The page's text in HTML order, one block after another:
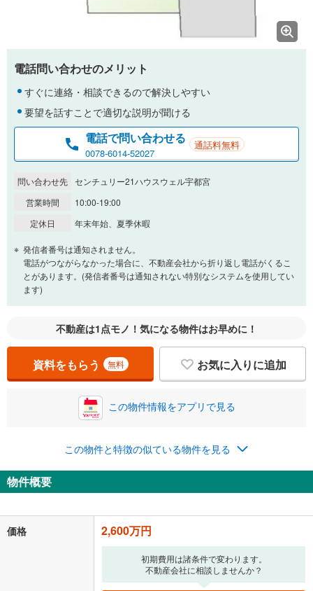
電話問い合わせのメリット
すぐに連絡・相談できるので解決しやすい
要望を話すことで適切な説明が聞ける
電話で問い合わせる
0078-6014-52027
通話料無料
問い合わせ先
センチュリー21ハウスウェル宇都宮
営業時間
10:00-19:00
定休日
年末年始、夏季休暇
発信者番号は通知されません。
電話がつながらなかった場合に、不動産会社から折り返し電話がくるこ
とがあります。(発信者番号は通知されない特別なシステムを使用してい
ます)
不動産は1点モノ！気になる物件はお早めに！
資料をもらう 無料 お気に入りに追加
この物件情報をアプリで見る
この物件と特徴の似ている物件を見る
物件概要
価格 2,600万円
初期費用は諸条件で変わります。
不動産会社に相談しませんか？